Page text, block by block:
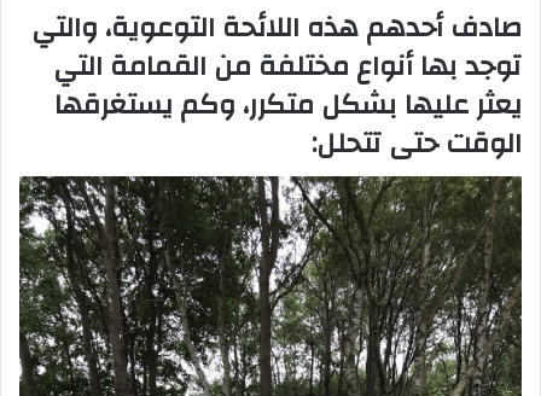
صادف أحدهم هذه اللائحة التوعوية، والتي
توجد بها أنواع مختلفة من القمامة التي
يعثر عليها بشكل متكرر، وكم يستغرقها
الوقت حتى تتحلل: